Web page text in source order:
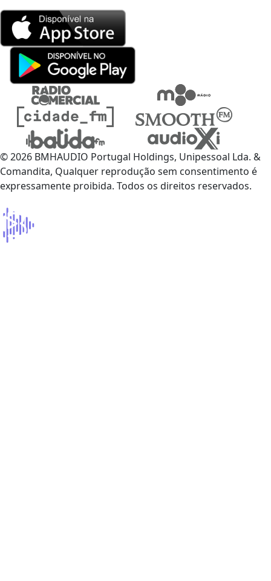
© 2026 BMHAUDIO Portugal Holdings, Unipessoal Lda. &
Comandita, Qualquer reprodução sem consentimento é
expressamente proibida. Todos os direitos reservados.